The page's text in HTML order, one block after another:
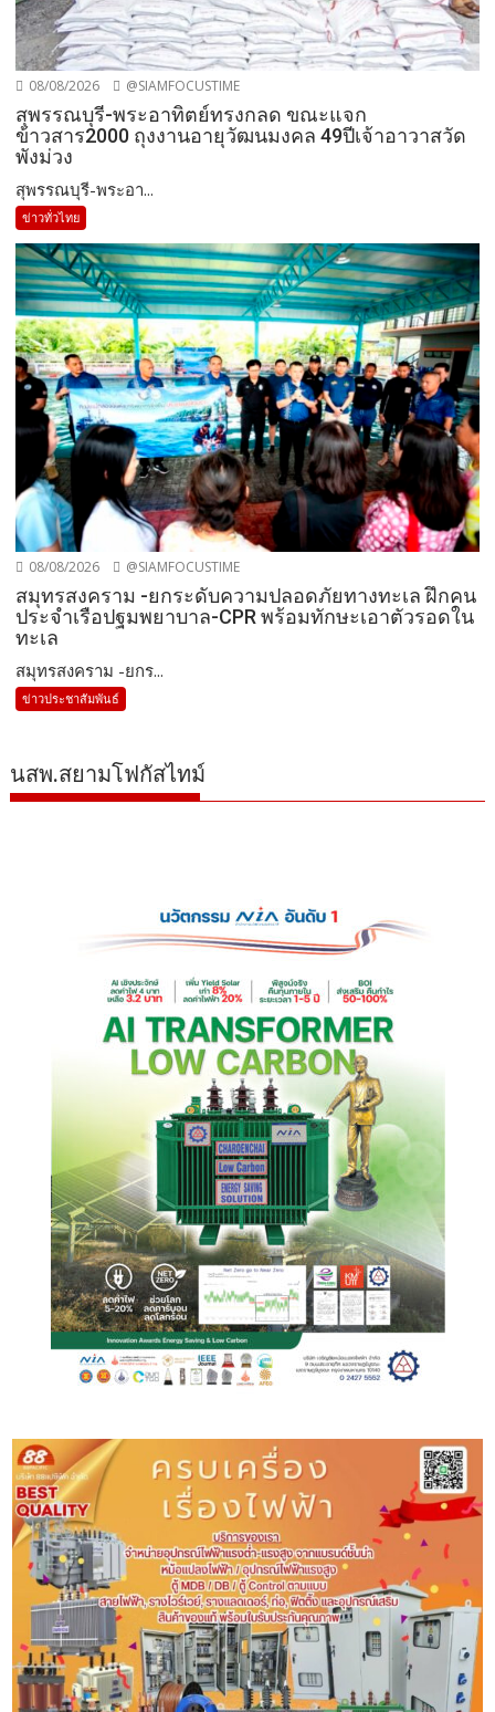
08/08/2026 @SIAMFOCUSTIME
สุพรรณบุรี-พระอาทิตย์ทรงกลด ขณะแจก
ข้าวสาร2000 ถุงงานอายุวัฒนมงคล 49ปีเจ้าอาวาสวัด
พังม่วง
สุพรรณบุรี-พระอา...
ข่าวทั่วไทย
08/08/2026 @SIAMFOCUSTIME
สมุทรสงคราม -ยกระดับความปลอดภัยทางทะเล ฝึกคน
ประจำเรือปฐมพยาบาล-CPR พร้อมทักษะเอาตัวรอดใน
ทะเล
สมุทรสงคราม -ยกร...
ข่าวประชาสัมพันธ์
นสพ.สยามโฟกัสไทม์